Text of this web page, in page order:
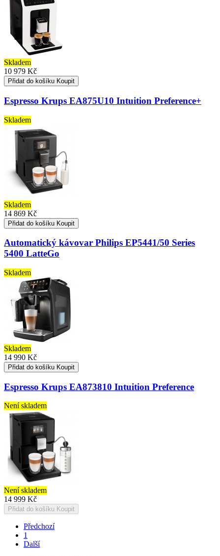
Skladem
10 979 Kč
Přidat do košíku Koupit
Espresso Krups EA875U10 Intuition Preference+
Skladem
Skladem
14 869 Kč
Přidat do košíku Koupit
Automatický kávovar Philips EP5441/50 Series
5400 LatteGo
Skladem
Skladem
14 990 Kč
Přidat do košíku Koupit
Espresso Krups EA873810 Intuition Preference
Není skladem
Není skladem
14 999 Kč
Přidat do košíku Koupit
Předchozí
1
Další